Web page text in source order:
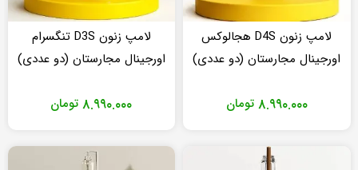
لامپ زنون D4S هجالوکس
اورجینال مجارستان (دو عددی)
تومان ۸.۹۹۰.۰۰۰
لامپ زنون D3S تنگسرام
اورجینال مجارستان (دو عددی)
تومان ۸.۹۹۰.۰۰۰